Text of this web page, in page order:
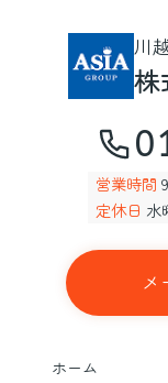
川
営業時間
定休日 水
メ
ホーム